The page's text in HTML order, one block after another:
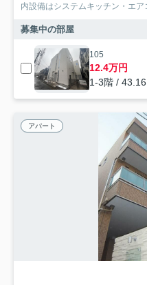
内設備はシステムキッチン・エア
募集中の部屋
105
12.4万円
1-3階 /
アパート